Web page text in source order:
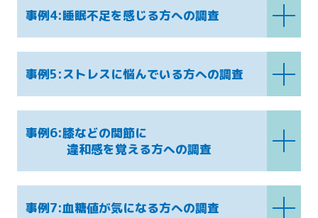
事例4:睡眠不足を感じる方への調査
事例5:ストレスに悩んでいる方への調査
事例6:膝などの関節に
違和感を覚える方への調査
事例7:血糖値が気になる方への調査